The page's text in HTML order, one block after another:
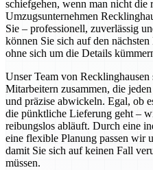
schiefgehen, wenn man nicht die
Umzugsunternehmen
Sie – professionell, zuverlässig
können Sie sich auf den
ohne sich um die Details
Unser Team von Recklinghausen
Mitarbeitern zusammen, die
und präzise abwickeln. Egal, ob
die pünktliche Lieferung geht –
reibungslos abläuft. Durch eine
eine flexible Planung passen wir
damit Sie sich auf keinen Fall
müssen.